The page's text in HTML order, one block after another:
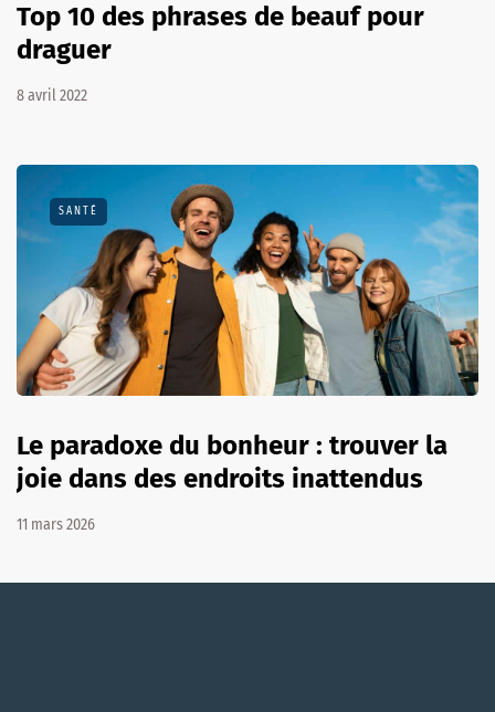
Top 10 des phrases de beauf pour
draguer
8 avril 2022
SANTÉ
Le paradoxe du bonheur : trouver la
joie dans des endroits inattendus
11 mars 2026